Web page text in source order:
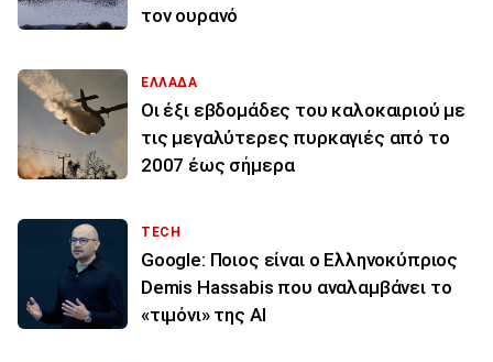
τον ουρανό
ΕΛΛΑΔΑ
Οι έξι εβδομάδες του καλοκαιριού με
τις μεγαλύτερες πυρκαγιές από το
2007 έως σήμερα
TECH
Google: Ποιος είναι ο Ελληνοκύπριος
Demis Hassabis που αναλαμβάνει το
«τιμόνι» της ΑΙ